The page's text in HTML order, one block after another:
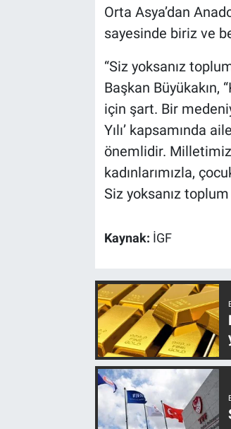
Orta Asya’dan
sayesinde biriz ve
“Siz yoksanız
Başkan Büyükakın,
için şart. Bir
Yılı’ kapsamında
önemlidir.
kadınlarımızla,
Siz yoksanız toplum
Kaynak: İGF